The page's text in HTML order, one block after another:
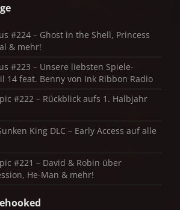
#224 – Ghost in the Shell, Princess
& mehr!
#223 – Unsere liebsten Spiele-
14 feat. Benny von Ink Ribbon Radio
#222 – Rückblick aufs 1. Halbjahr
King DLC – Early Access auf alle
#221 – David & Robin über
He-Man & mehr!